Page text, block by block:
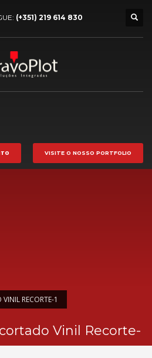
(+351) 219 614 830
VISITE O NOSSO PORTFOLIO
RECORTE-1
Vinil Recorte-